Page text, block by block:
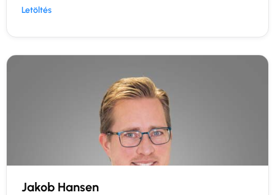
Letöltés
Jakob Hansen